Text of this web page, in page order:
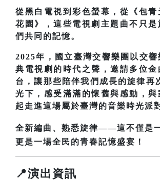
從黑白電視到彩色螢幕，從《包青
花園》，這些電視劇主題曲不只是
們共同的記憶。
2025年，國立臺灣交響樂團以交
典電視劇的時代之聲，邀請多位金
台，讓那些陪伴我們成長的旋律再
光下，感受滿滿的懷舊與感動，與
起走進這場屬於臺灣的音樂時光派
全新編曲、熟悉旋律——這不僅是
更是一場全民的青春記憶盛宴！
📍演出資訊